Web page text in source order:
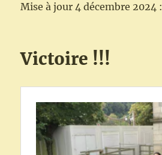
Mise à jour 4 décembre 2024 :
Victoire !!!